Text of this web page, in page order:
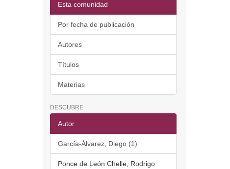
Esta comunidad
Por fecha de publicación
Autores
Títulos
Materias
DESCUBRE
Autor
García-Álvarez, Diego (1)
Ponce de León Chelle, Rodrigo